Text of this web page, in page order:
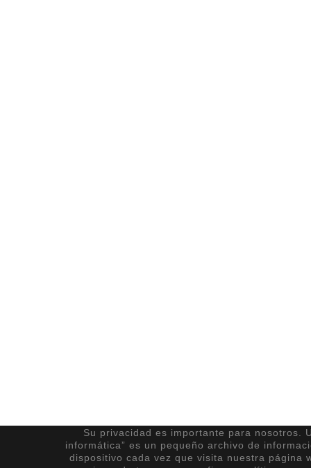
Su privacidad es importante para nosotros.
informática” es un pequeño archivo de
dispositivo cada vez que visita nuestra página